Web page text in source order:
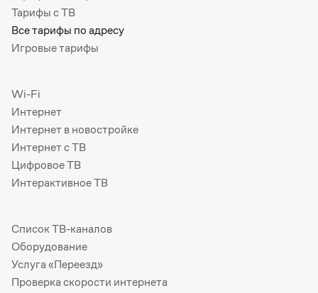
Тарифы с ТВ
Все тарифы по адресу
Игровые тарифы
Wi-Fi
Интернет
Интернет в новостройке
Интернет с ТВ
Цифровое ТВ
Интерактивное ТВ
Список ТВ-каналов
Оборудование
Услуга «Переезд»
Проверка скорости интернета